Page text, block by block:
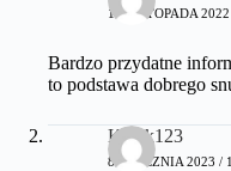
12 LISTOPADA
Bardzo przydatne
to podstawa dobrego
Kotek123
8 STYCZNIA 2023 /